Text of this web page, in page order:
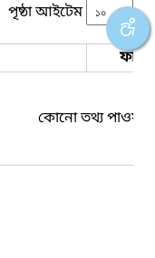
পৃষ্ঠা আইটেম
ফাইল
কোনো তথ্য পাওয়া